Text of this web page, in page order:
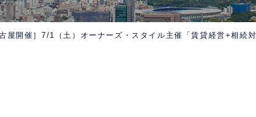
屋開催］7/1（土）オーナーズ・スタイル主催「賃貸経営+相続